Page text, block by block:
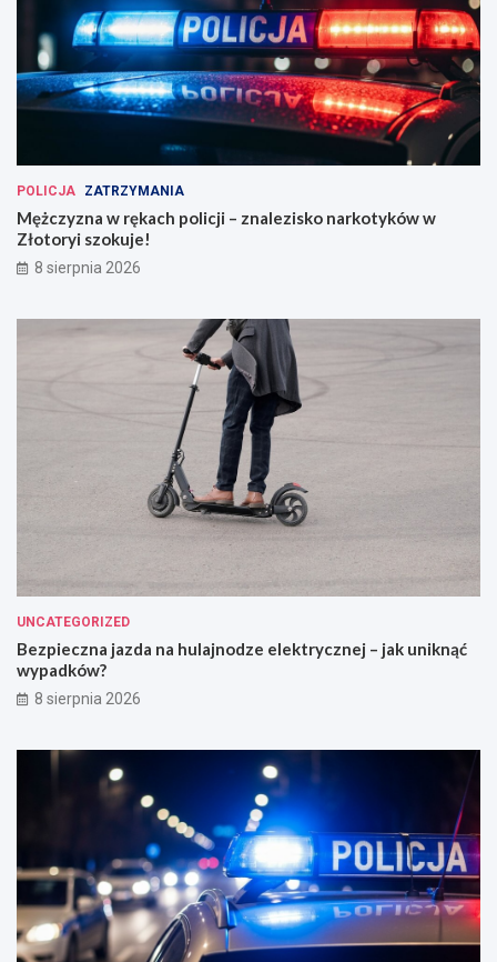
POLICJA ZATRZYMANIA
Mężczyzna w rękach policji – znalezisko narkotyków w
Złotoryi szokuje!
8 sierpnia 2026
UNCATEGORIZED
Bezpieczna jazda na hulajnodze elektrycznej – jak uniknąć
wypadków?
8 sierpnia 2026